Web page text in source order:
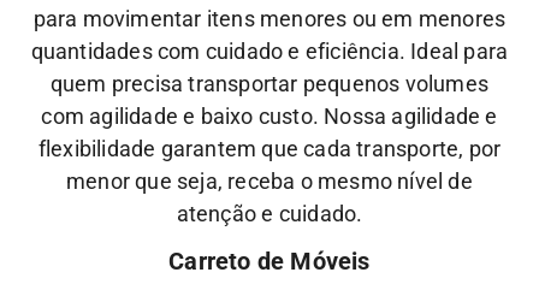
para movimentar itens menores ou em menores
quantidades com cuidado e eficiência. Ideal para
quem precisa transportar pequenos volumes
com agilidade e baixo custo. Nossa agilidade e
flexibilidade garantem que cada transporte, por
menor que seja, receba o mesmo nível de
atençãoe cuidado.
Carreto de Móveis